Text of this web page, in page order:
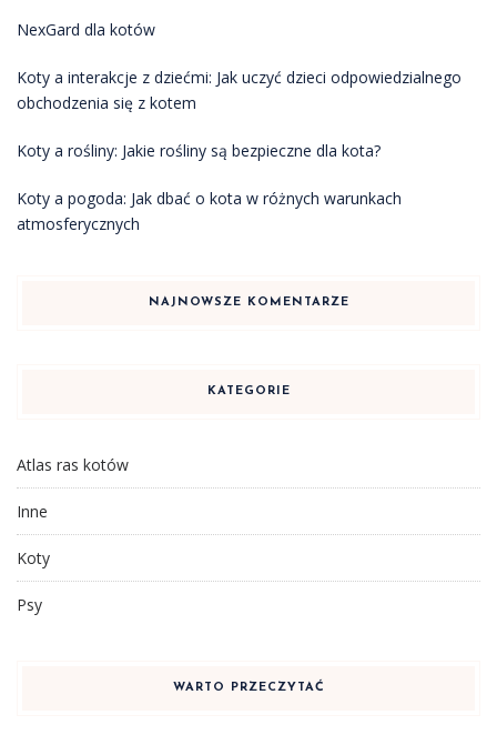
NexGard dla kotów
Koty a interakcje z dziećmi: Jak uczyć dzieci odpowiedzialnego
obchodzenia się z kotem
Koty a rośliny: Jakie rośliny są bezpieczne dla kota?
Koty a pogoda: Jak dbać o kota w różnych warunkach
atmosferycznych
NAJNOWSZE KOMENTARZE
KATEGORIE
Atlas ras kotów
Inne
Koty
Psy
WARTO PRZECZYTAĆ